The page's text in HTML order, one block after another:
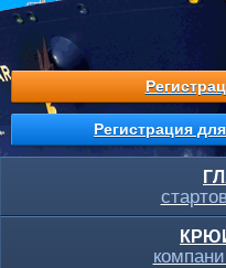
Регистрация